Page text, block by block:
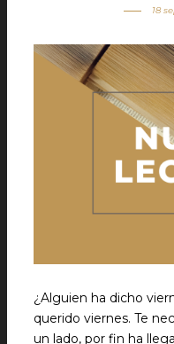
18
¿Alguien ha dicho
querido viernes. Te
un lado, por fin ha